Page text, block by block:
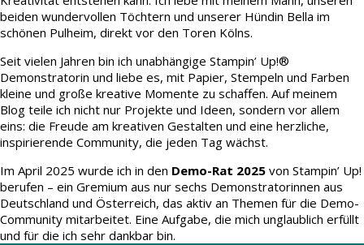
beiden wundervollen Töchtern und unserer Hündin Bella im
schönen Pulheim, direkt vor den Toren Kölns.
Seit vielen Jahren bin ich unabhängige Stampin’ Up!®
Demonstratorin und liebe es, mit Papier, Stempeln und Farben
kleine und große kreative Momente zu schaffen. Auf meinem
Blog teile ich nicht nur Projekte und Ideen, sondern vor allem
eins: die Freude am kreativen Gestalten und eine herzliche,
inspirierende Community, die jeden Tag wächst.
Im April 2025 wurde ich in den Demo-Rat 2025 von Stampin’ Up!
berufen – ein Gremium aus nur sechs Demonstratorinnen aus
Deutschland und Österreich, das aktiv an Themen für die Demo-
Community mitarbeitet. Eine Aufgabe, die mich unglaublich erfüllt
und für die ich sehr dankbar bin.